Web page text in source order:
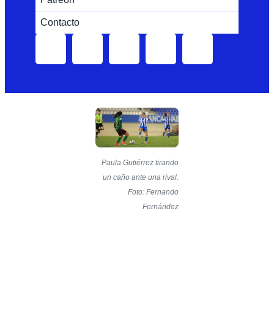
Contacto
Paula Gutiérrez tirando
un caño ante una rival.
Foto: Fernando
Fernández